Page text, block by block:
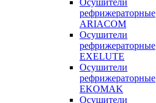
Осушители
рефрижераторные
ARIACOM
Осушители
рефрижераторные
EXELUTE
Осушители
рефрижераторные
EKOMAK
Осушители